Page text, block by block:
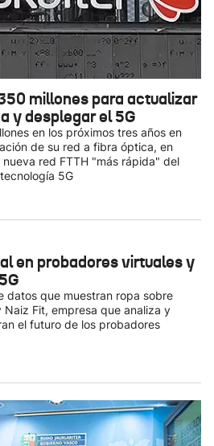
millones para actualizar
y desplegar el 5G
en los próximos tres años en
de su red a fibra óptica, en
red FTTH "más rápida" del
5G
en probadores virtuales y
datos que muestran ropa sobre
Fit, empresa que analiza y
el futuro de los probadores